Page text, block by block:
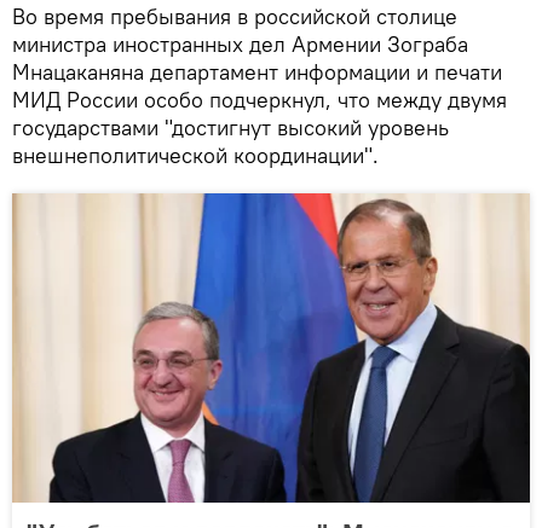
Во время пребывания в российской столице
министра иностранных дел Армении Зограба
Мнацаканяна департамент информации и печати
МИД России особо подчеркнул, что между двумя
государствами "достигнут высокий уровень
внешнеполитической координации".